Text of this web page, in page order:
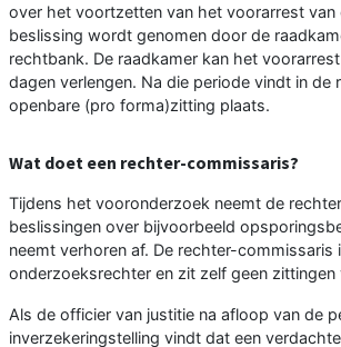
over het voortzetten van het voorarrest van
beslissing wordt genomen door de
rechtbank. De raadkamer kan het
dagen verlengen. Na die periode vindt in de
openbare (pro forma)zitting plaats.
Wat doet een rechter-commissaris?
Tijdens het vooronderzoek neemt de
beslissingen over bijvoorbeeld
neemt verhoren af. De rechter-commissaris
onderzoeksrechter en zit zelf geen zittingen
Als de officier van justitie na afloop van de
inverzekeringstelling vindt dat een